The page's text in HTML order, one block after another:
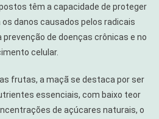
têm a capacidade de proteger
danos causados pelos radicais
prevenção de doenças crônicas e no
celular.
frutas, a maçã se destaca por ser
essenciais, com baixo teor
de açúcares naturais, o